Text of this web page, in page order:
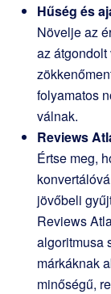
Hűség és
Növelje az
az
folyamatos
válnak.
Reviews
Értse meg,
jövőbeli
Reviews
algoritmusa
márkáknak
minőségű,